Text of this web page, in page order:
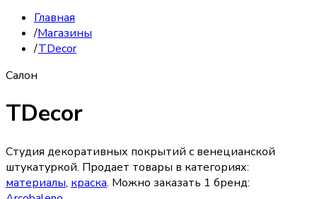
Главная
/Магазины
/TDecor
Салон
TDecor
Студия декоративных покрытий с венецианской
штукатуркой. Продает товары в категориях:
материалы, краска. Можно заказать 1 бренд: